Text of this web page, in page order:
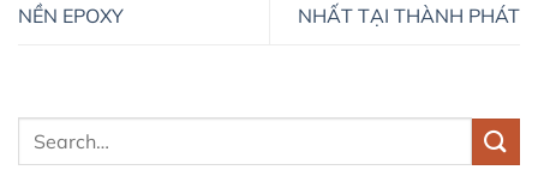
NỀN EPOXY
NHẤT TẠI THÀNH PHÁT